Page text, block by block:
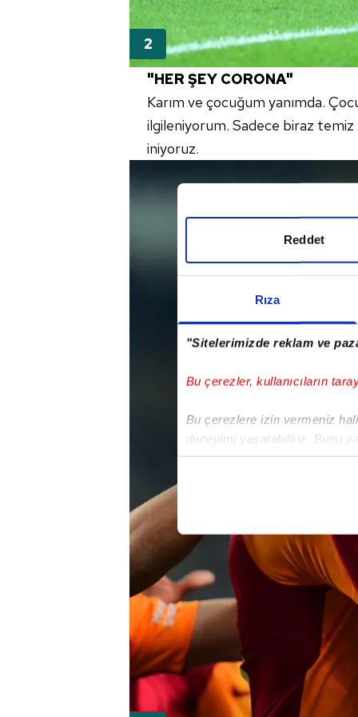
Rıza
"Sitelerimizde reklam ve
Bu çerezler, kullanıcıların
Bu çerezlere izin vermeniz
deneyimi yaşatabiliriz. Bunu
içerikleri sunabilmek adına
Sizlere daha iyi bir hizmet
çerezler vasıtasıyla çeşitli
amacıyla kullanılmaktadır.
reklam/pazarlama
Çerezlere ilişkin tercihlerinizi
butonuna tıklayabilir,
Çerez
6698 sayılı Kişisel Verilerin
Reddet
"HER ŞEY CORONA"
Karım ve çocuğum yanımda.
ilgileniyorum. Sadece biraz temiz
iniyoruz.